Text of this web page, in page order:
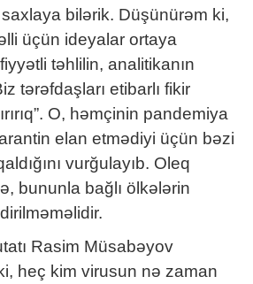
bilərik. Düşünürəm ki,
üçün ideyalar ortaya
təhlilin, analitikanın
tərəfdaşları etibarlı fikir
O, həmçinin pandemiya
elan etmədiyi üçün bəzi
vurğulayıb. Oleq
bununla bağlı ölkələrin
Rasim Müsabəyov
heç kim virusun nə zaman